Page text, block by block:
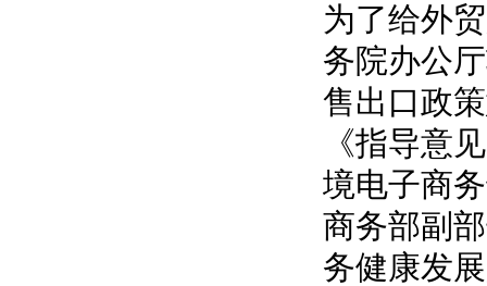
为了给外
务院办公
售出口政
《指导意
境电子商
商务部副
务健康发